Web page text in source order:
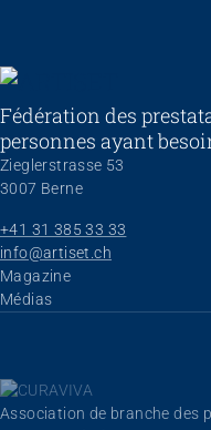
ARTISET
Fédération des
personnes ayant
Zieglerstrasse 53
3007 Berne
+41 31 385 33 33
info@artiset.ch
Aller au contenu
Magazine
Médias
Association de branche des